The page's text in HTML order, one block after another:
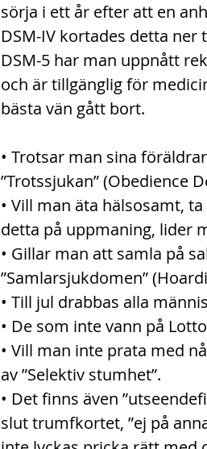
sörja i ett år efter att en
DSM-IV kortades detta
DSM-5 har man uppnått
och är tillgänglig för
bästa vän gått bort.
• Trotsar man sina
”Trotssjukan” (Obedience
• Vill man äta hälsosamt,
detta på uppmaning, lider
• Gillar man att samla på
”Samlarsjukdomen”
• Till jul drabbas alla
• De som inte vann på
• Vill man inte prata med
av ”Selektiv stumhet”.
• Det finns även
slut trumfkortet, ”ej på